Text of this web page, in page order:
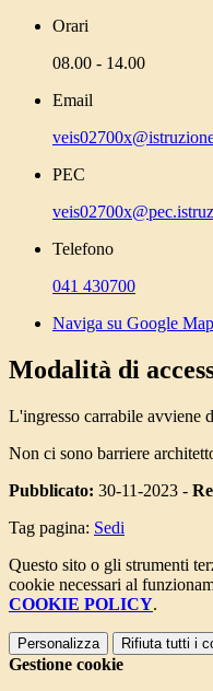
Orari
08.00 - 14.00
Email
PEC
Telefono
041 430700
Naviga su Google
Modalità di
L'ingresso carrabile avviene
Non ci sono barriere
Pubblicato: 30-11-2023 -
Tag pagina: Sedi
Questo sito o gli strumenti
cookie necessari al
COOKIE POLICY.
Personalizza Rifiuta tutti i
Gestione cookie